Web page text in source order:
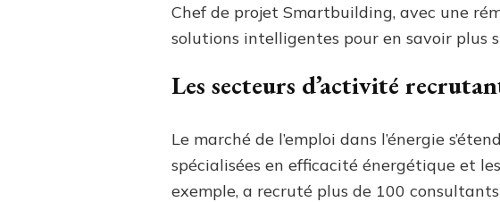
Chef de projet Smartbuilding, avec une
solutions intelligentes pour en savoir plus
Les secteurs d’activité
Le marché de l’emploi dans l’énergie
spécialisées en efficacité énergétique et
exemple, a recruté plus de 100